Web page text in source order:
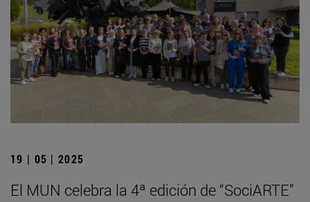
19 | 05 | 2025
El MUN celebra la 4ª edición de “SociARTE”